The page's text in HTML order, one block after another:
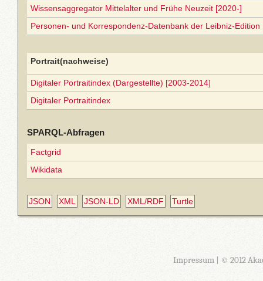
Wissensaggregator Mittelalter und Frühe Neuzeit [2020-]
Personen- und Korrespondenz-Datenbank der Leibniz-Edition
Portrait(nachweise)
Digitaler Portraitindex (Dargestellte) [2003-2014]
Digitaler Portraitindex
SPARQL-Abfragen
Factgrid
Wikidata
JSON XML JSON-LD XML/RDF Turtle
Impressum| © 2012